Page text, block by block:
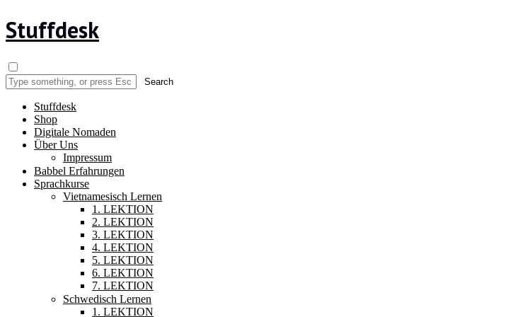
Stuffdesk
Stuffdesk
Shop
Digitale Nomaden
Über Uns
Impressum
Babbel Erfahrungen
Sprachkurse
Vietnamesisch Lernen
1. LEKTION
2. LEKTION
3. LEKTION
4. LEKTION
5. LEKTION
6. LEKTION
7. LEKTION
Schwedisch Lernen
1. LEKTION